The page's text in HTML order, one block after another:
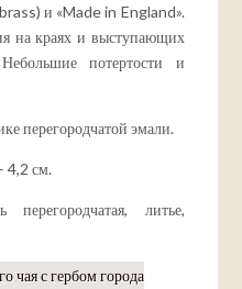
и «Made in England».
на краях и выступающих
потертости и
перегородчатой эмали.
4,2 см.
перегородчатая, литье,
чая с гербом города